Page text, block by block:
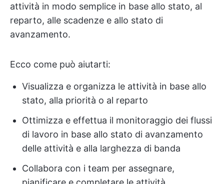
attività in modo semplice in base allo stato, al
reparto, alle scadenze e allo stato di
avanzamento.
Ecco come può aiutarti:
Visualizza e organizza le attività in base allo
stato, alla priorità o al reparto
Ottimizza e effettua il monitoraggio dei flussi
di lavoro in base allo stato di avanzamento
delle attività e alla larghezza di banda
Collabora con i team per assegnare,